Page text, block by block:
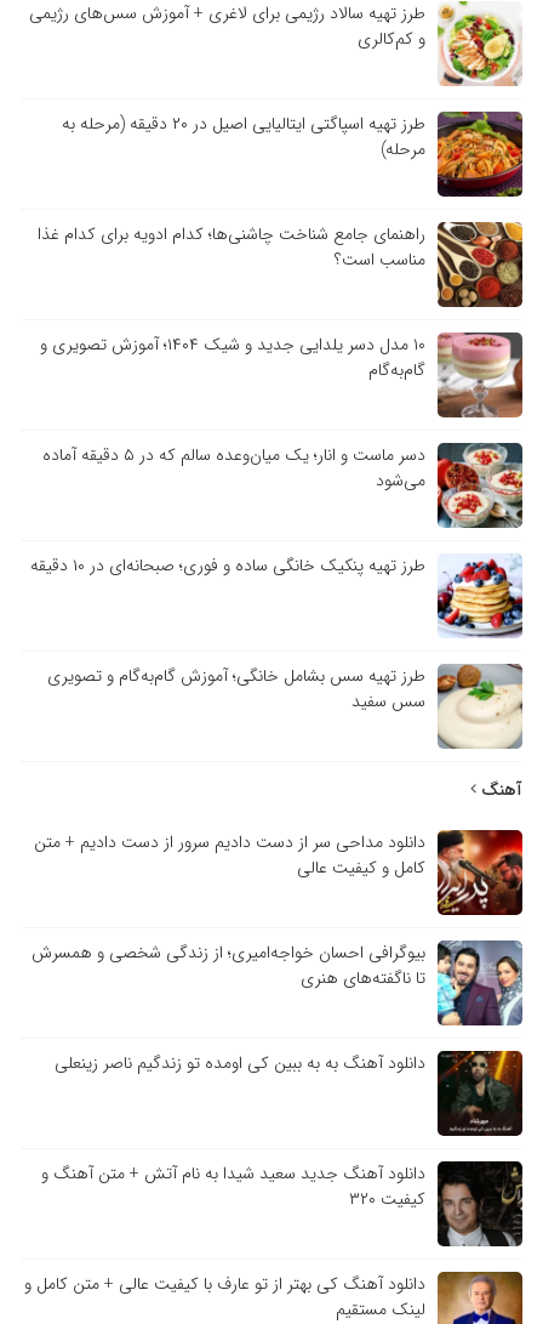
طرز تهیه سالاد رژیمی برای لاغری + آموزش سس‌های رژیمی
و کم‌کالری
طرز تهیه اسپاگتی ایتالیایی اصیل در ۲۰ دقیقه (مرحله به
مرحله)
راهنمای جامع شناخت چاشنی‌ها؛ کدام ادویه برای کدام غذا
مناسب است؟
۱۰ مدل دسر یلدایی جدید و شیک ۱۴۰۴؛ آموزش تصویری و
گام‌به‌گام
دسر ماست و انار؛ یک میان‌وعده سالم که در ۵ دقیقه آماده
می‌شود
طرز تهیه پنکیک خانگی ساده و فوری؛ صبحانه‌ای در ۱۰ دقیقه
طرز تهیه سس بشامل خانگی؛ آموزش گام‌به‌گام و تصویری
سس سفید
آهنگ
دانلود مداحی سر از دست دادیم سرور از دست دادیم + متن
کامل و کیفیت عالی
بیوگرافی احسان خواجه‌امیری؛ از زندگی شخصی و همسرش
تا ناگفته‌های هنری
دانلود آهنگ به به ببین کی اومده تو زندگیم ناصر زینعلی
دانلود آهنگ جدید سعید شیدا به نام آتش + متن آهنگ و
کیفیت ۳۲۰
دانلود آهنگ کی بهتر از تو عارف با کیفیت عالی + متن کامل و
لینک مستقیم